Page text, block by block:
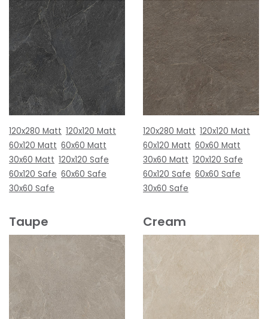
120x280 Matt 120x120 Matt
60x120 Matt 60x60 Matt
30x60 Matt 120x120 Safe
60x120 Safe 60x60 Safe
30x60 Safe
120x280 Matt 120x120 Matt
60x120 Matt 60x60 Matt
30x60 Matt 120x120 Safe
60x120 Safe 60x60 Safe
30x60 Safe
Taupe Cream